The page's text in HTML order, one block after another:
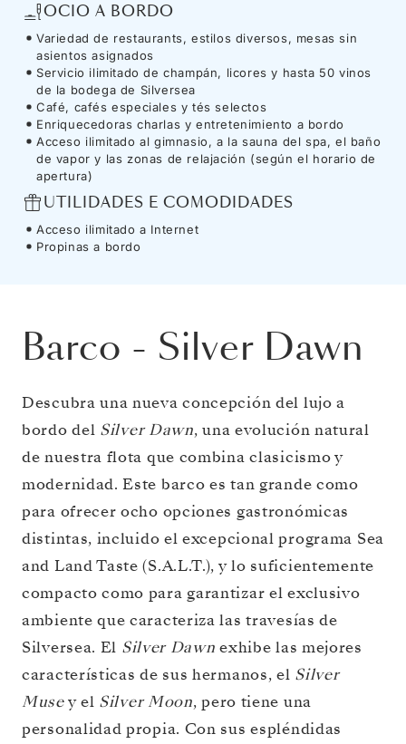
OCIO A BORDO
Variedad de restaurants, estilos diversos, mesas sin
asientos asignados
Servicio ilimitado de champán, licores y hasta 50 vinos
de la bodega de Silversea
Café, cafés especiales y tés selectos
Enriquecedoras charlas y entretenimiento a bordo
Acceso ilimitado al gimnasio, a la sauna del spa, el baño
de vapor y las zonas de relajación (según el horario de
apertura)
UTILIDADES E COMODIDADES
Acceso ilimitado a Internet
Propinas a bordo
Barco - Silver Dawn
Descubra una nueva concepción del lujo a
bordo del Silver Dawn, una evolución natural
de nuestra flota que combina clasicismo y
modernidad. Este barco es tan grande como
para ofrecer ocho opciones gastronómicas
distintas, incluido el excepcional programa Sea
and Land Taste (S.A.L.T.), y lo suficientemente
compacto como para garantizar el exclusivo
ambiente que caracteriza las travesías de
Silversea. El Silver Dawn exhibe las mejores
características de sus hermanos, el Silver
Musey el Silver Moon, pero tiene una
personalidad propia. Con sus espléndidas